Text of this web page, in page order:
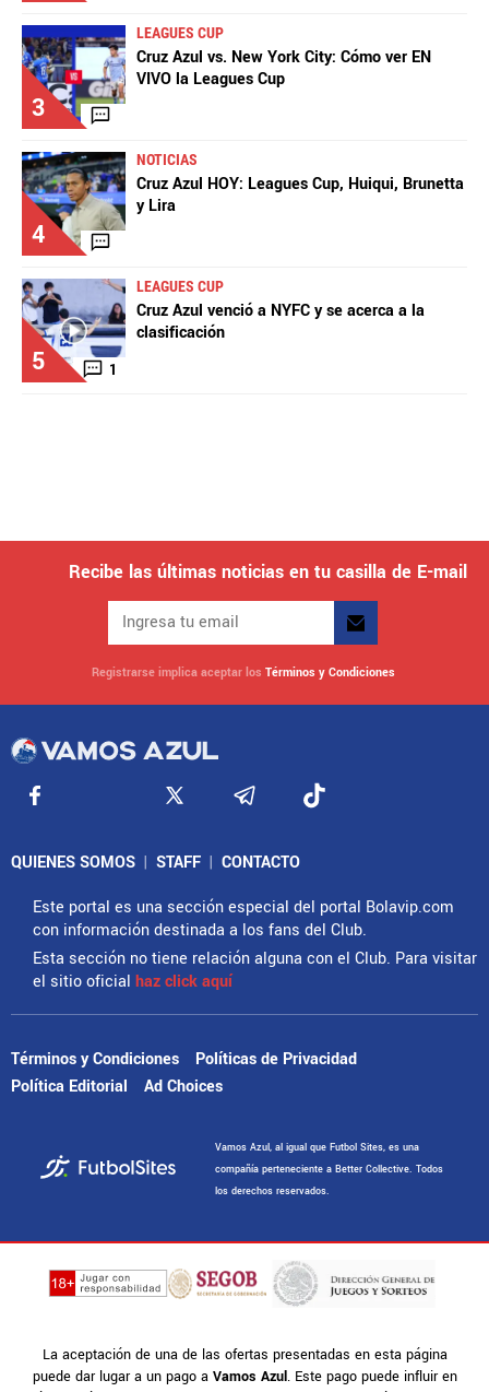
3
LEAGUES CUP
Cruz Azul vs. New York City: Cómo ver EN
VIVO la Leagues Cup
4
NOTICIAS
Cruz Azul HOY: Leagues Cup, Huiqui, Brunetta
y Lira
5 1
LEAGUES CUP
Cruz Azul venció a NYFC y se acerca a la
clasificación
Recibe las últimas noticias en tu casilla de E-mail
Registrarse implica aceptar los Términos y Condiciones
QUIENES SOMOS | STAFF | CONTACTO
Este portal es una sección especial del portal Bolavip.com
con información destinada a los fans del Club.
Esta sección no tiene relación alguna con el Club. Para visitar
el sitio oficial haz click aquí
Términos y Condiciones
Políticas de Privacidad
Política Editorial
Ad Choices
Vamos Azul, al igual que Futbol Sites, es una
compañía perteneciente a Better Collective. Todos
los derechos reservados.
La aceptación de una de las ofertas presentadas en esta página
puede dar lugar a un pago a Vamos Azul. Este pago puede influir en